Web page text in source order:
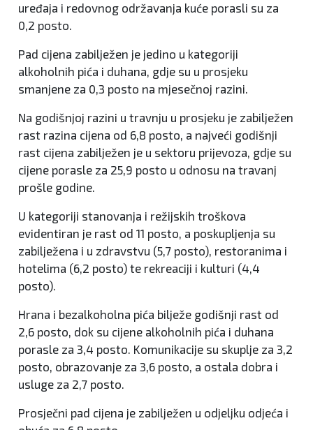
uređaja i redovnog održavanja kuće porasli su za
0,2 posto.
Pad cijena zabilježen je jedino u kategoriji
alkoholnih pića i duhana, gdje su u prosjeku
smanjene za 0,3 posto na mjesečnoj razini.
Na godišnjoj razini u travnju u prosjeku je zabilježen
rast razina cijena od 6,8 posto, a najveći godišnji
rast cijena zabilježen je u sektoru prijevoza, gdje su
cijene porasle za 25,9 posto u odnosu na travanj
prošle godine.
U kategoriji stanovanja i režijskih troškova
evidentiran je rast od 11 posto, a poskupljenja su
zabilježena i u zdravstvu (5,7 posto), restoranima i
hotelima (6,2 posto) te rekreaciji i kulturi (4,4
posto).
Hrana i bezalkoholna pića bilježe godišnji rast od
2,6 posto, dok su cijene alkoholnih pića i duhana
porasle za 3,4 posto. Komunikacije su skuplje za 3,2
posto, obrazovanje za 3,6 posto, a ostala dobra i
usluge za 2,7 posto.
Prosječni pad cijena je zabilježen u odjeljku odjeća i